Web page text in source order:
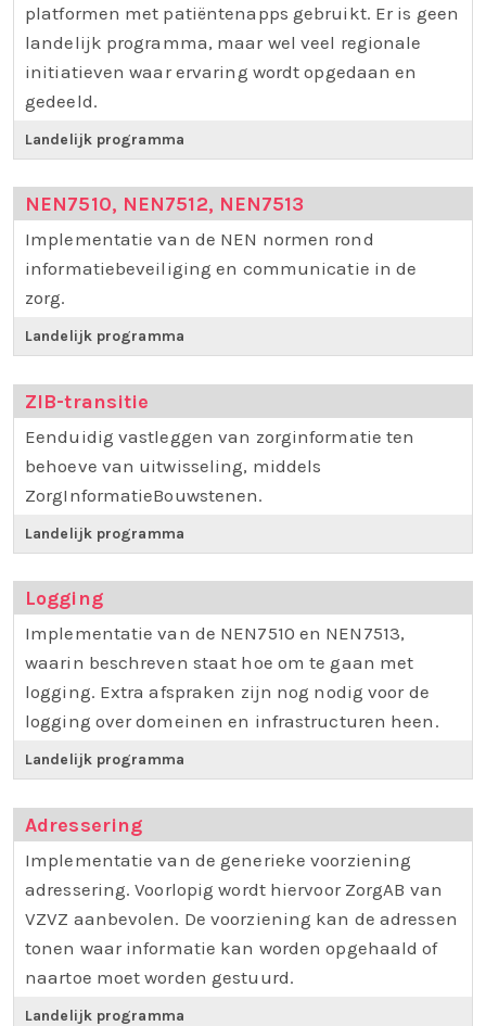
platformen met patiëntenapps gebruikt. Er is geen
landelijk programma, maar wel veel regionale
initiatieven waar ervaring wordt opgedaan en
gedeeld.
Landelijk programma
NEN7510, NEN7512, NEN7513
Implementatie van de NEN normen rond
informatiebeveiliging en communicatie in de
zorg.
Landelijk programma
ZIB-transitie
Eenduidig vastleggen van zorginformatie ten
behoeve van uitwisseling, middels
ZorgInformatieBouwstenen.
Landelijk programma
Logging
Implementatie van de NEN7510 en NEN7513,
waarin beschreven staat hoe om te gaan met
logging. Extra afspraken zijn nog nodig voor de
logging over domeinen en infrastructuren heen.
Landelijk programma
Adressering
Implementatie van de generieke voorziening
adressering. Voorlopig wordt hiervoor ZorgAB van
VZVZ aanbevolen. De voorziening kan de adressen
tonen waar informatie kan worden opgehaald of
naartoe moet worden gestuurd.
Landelijk programma